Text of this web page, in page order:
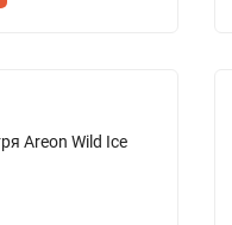
Areon Wild Ice